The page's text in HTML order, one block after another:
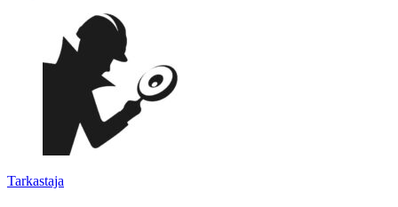
Tarkastaja